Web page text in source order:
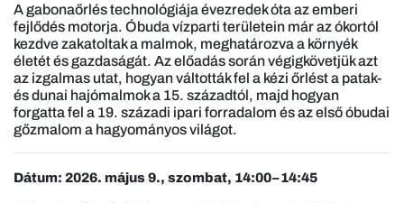
A gabonaőrlés technológiája évezredek óta az emberi
fejlődés motorja. Óbuda vízparti területein már az ókortól
kezdve zakatoltak a malmok, meghatározva a környék
életét és gazdaságát. Az előadás során végigkövetjük azt
az izgalmas utat, hogyan váltották fel a kézi őrlést a patak-
és dunai hajómalmok a 15. századtól, majd hogyan
forgatta fel a 19. századi ipari forradalom és az első óbudai
gőzmalom a hagyományos világot.
Dátum: 2026. május 9., szombat, 14:00–14:45